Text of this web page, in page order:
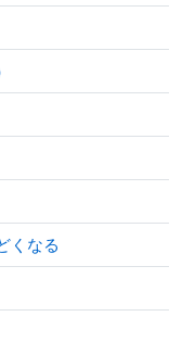
くなる